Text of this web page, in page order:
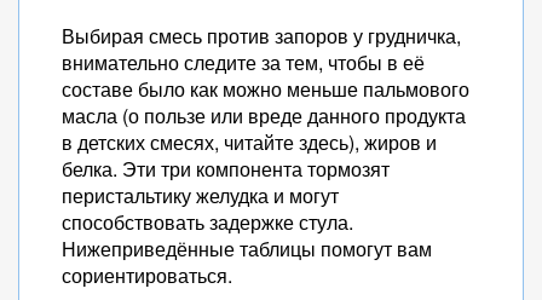
Выбирая смесь против запоров у грудничка,
внимательно следите за тем, чтобы в её
составе было как можно меньше пальмового
масла (о пользе или вреде данного продукта
в детских смесях, читайте здесь), жиров и
белка. Эти три компонента тормозят
перистальтику желудка и могут
способствовать задержке стула.
Нижеприведённые таблицы помогут вам
сориентироваться.